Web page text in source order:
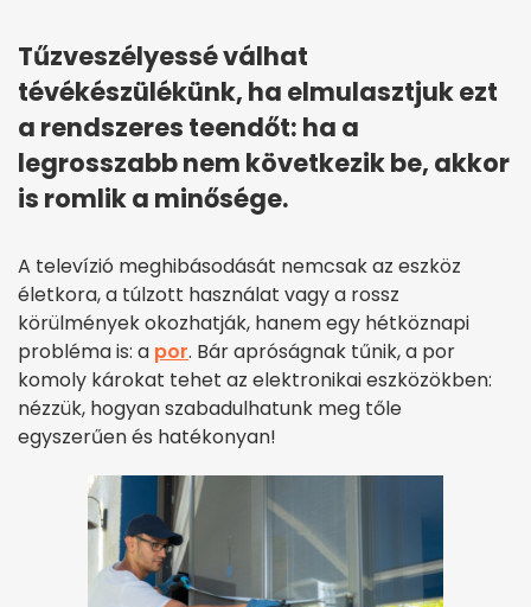
Tűzveszélyessé válhat
tévékészülékünk, ha elmulasztjuk ezt
a rendszeres teendőt: ha a
legrosszabb nem következik be, akkor
is romlik a minősége.
A televízió meghibásodását nemcsak az eszköz
életkora, a túlzott használat vagy a rossz
körülmények okozhatják, hanem egy hétköznapi
probléma is: a por. Bár apróságnak tűnik, a por
komoly károkat tehet az elektronikai eszközökben:
nézzük, hogyan szabadulhatunk meg tőle
egyszerűen és hatékonyan!